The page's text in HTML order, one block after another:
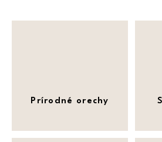
Prírodné orechy